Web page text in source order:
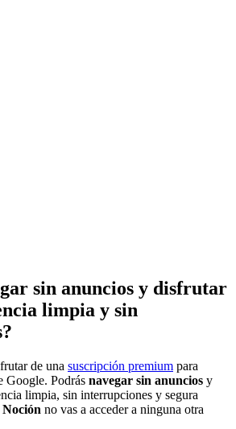
sin anuncios y disfrutar
limpia y sin
de una suscripción premium para
Google. Podrás navegar sin anuncios y
limpia, sin interrupciones y segura
no vas a acceder a ninguna otra